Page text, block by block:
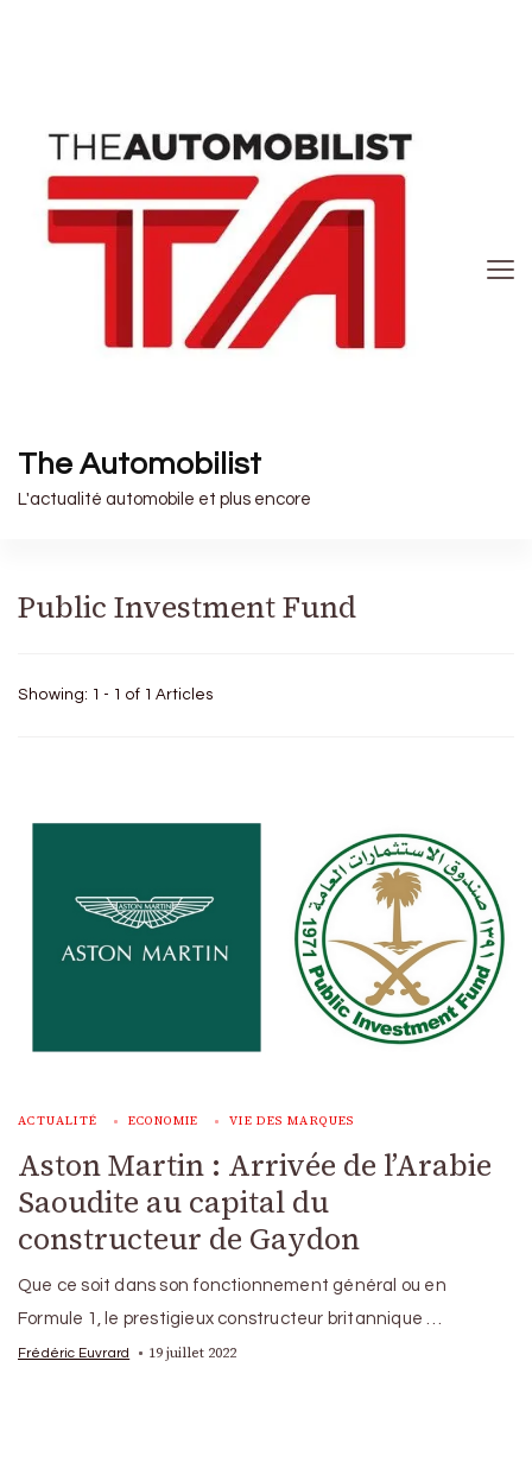
The Automobilist
L'actualité automobile et plus encore
Public Investment Fund
Showing: 1 - 1 of 1 Articles
ACTUALITÉ ECONOMIE VIE DES MARQUES
Aston Martin : Arrivée de l’Arabie
Saoudite au capital du
constructeur de Gaydon
Que ce soit dans son fonctionnement général ou en
Formule 1, le prestigieux constructeur britannique …
Frédéric Euvrard 19 juillet 2022